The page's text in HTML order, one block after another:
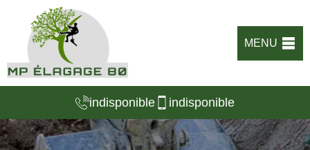
MENU
indisponible indisponible